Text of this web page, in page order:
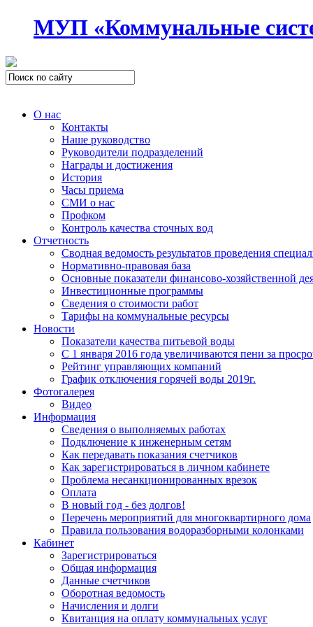
МУП «Коммунальные
О нас
Контакты
Наше руководство
Руководители подразделений
Награды и достижения
История
Часы приема
СМИ о нас
Профком
Контроль качества сточных вод
Отчетность
Сводная ведомость результатов проведения
Нормативно-правовая база
Основные показатели финансово-хозяйственной
Инвестиционные программы
Сведения о стоимости работ
Тарифы на коммунальные ресурсы
Новости
Показатели качества питьевой воды
С 1 января 2016 года увеличиваются пени за
Рейтинг управляющих компаний
График отключения горячей воды 2019г.
Фотогалерея
Видео
Информация
Сведения о выполняемых работах
Подключение к инженерным сетям
Как передавать показания счетчиков
Как зарегистрироваться в личном кабинете
Проблема несанкционированных врезок
Оплата
В новый год - без долгов!
Перечень мероприятий для многоквартирного дома
Правила пользования водоразборными колонками
Кабинет
Зарегистрироваться
Общая информация
Данные счетчиков
Оборотная ведомость
Начисления и долги
Квитанция на оплату коммунальных услуг